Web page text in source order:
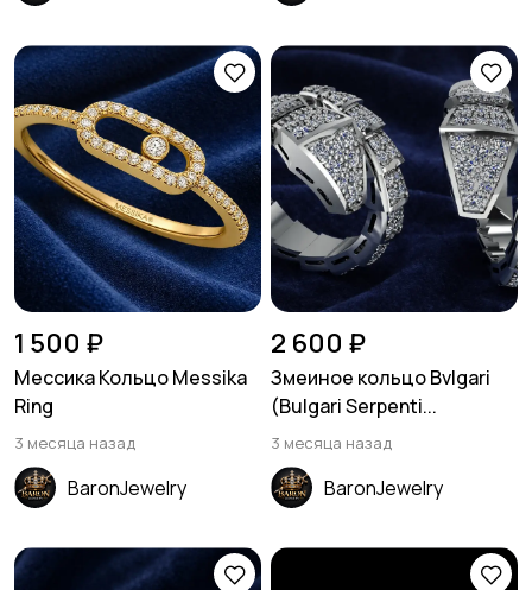
1 500 ₽
Мессика Кольцо Messika
Ring
3 месяца назад
BaronJewelry
2 600 ₽
Змеиное кольцо Bvlgari
(Bulgari Serpenti...
3 месяца назад
BaronJewelry